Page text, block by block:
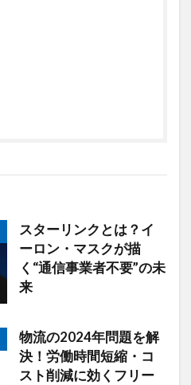
スターリンクとは？イ
ーロン・マスクが描
く“通信事業者不要”の未
来
物流の2024年問題を解
決！労働時間短縮・コ
スト削減に効くフリー